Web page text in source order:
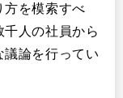
方を模索すべ
千人の社員から
議論を行ってい